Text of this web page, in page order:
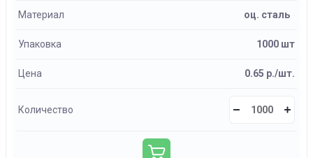
Материал оц. сталь
Упаковка 1000 шт
Цена 0.65 р./шт.
Количество